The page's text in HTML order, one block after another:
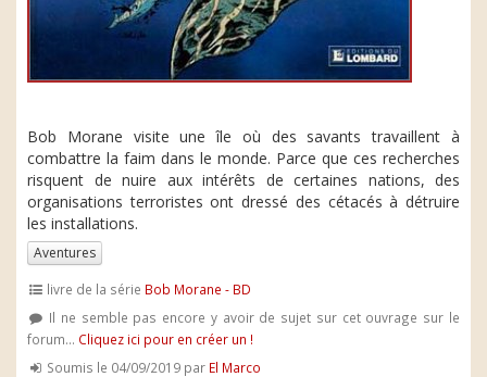
Bob Morane visite une île où des savants travaillent à
combattre la faim dans le monde. Parce que ces recherches
risquent de nuire aux intérêts de certaines nations, des
organisations terroristes ont dressé des cétacés à détruire
les installations.
Aventures
livre de la série Bob Morane - BD
Il ne semble pas encore y avoir de sujet sur cet ouvrage sur le
forum... Cliquez ici pour en créer un !
Soumis le 04/09/2019 par El Marco